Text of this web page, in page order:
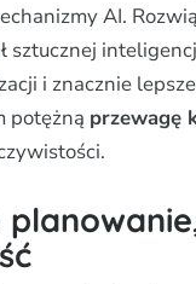
AI.
sztucznej
i znacznie
potężną przewagę